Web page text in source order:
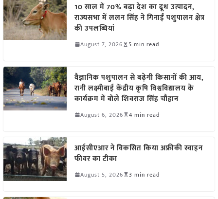
10 साल में 70% बढ़ा देश का दूध उत्पादन,
राज्यसभा में ललन सिंह ने गिनाईं पशुपालन क्षेत्र
की उपलब्धियां
August 7, 2026 5 min read
वैज्ञानिक पशुपालन से बढ़ेगी किसानों की आय,
रानी लक्ष्मीबाई केंद्रीय कृषि विश्वविद्यालय के
कार्यक्रम में बोले शिवराज सिंह चौहान
August 6, 2026 4 min read
आईसीएआर ने विकसित किया अफ्रीकी स्वाइन
फीवर का टीका
August 5, 2026 3 min read